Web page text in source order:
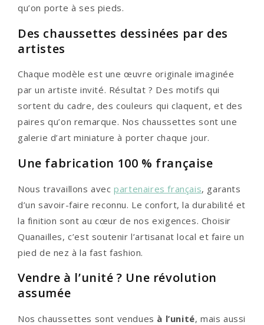
qu’on porte à ses pieds.
Des chaussettes dessinées par des
artistes
Chaque modèle est une œuvre originale imaginée
par un artiste invité. Résultat ? Des motifs qui
sortent du cadre, des couleurs qui claquent, et des
paires qu’on remarque. Nos chaussettes sont une
galerie d’art miniature à porter chaque jour.
Une fabrication 100 % française
Nous travaillons avecpartenaires français, garants
d’un savoir-faire reconnu. Le confort, la durabilité et
la finition sont au cœur de nos exigences. Choisir
Quanailles, c’est soutenir l’artisanat local et faire un
pied de nez à la fast fashion.
Vendre à l’unité ? Une révolution
assumée
Nos chaussettes sont vendues à l’unité, mais aussi